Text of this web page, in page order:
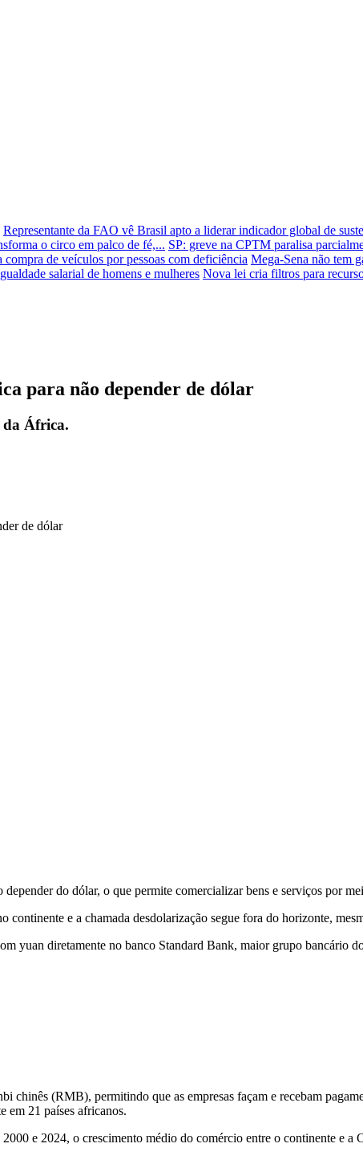
Representante da FAO vê Brasil apto a liderar indicador global de
o circo em palco de fé,... SP: greve na CPTM paralisa
compra de veículos por pessoas com deficiência Mega-Sena não tem
salarial de homens e mulheres Nova lei cria filtros para
para não depender de dólar
da África.
do dólar, o que permite comercializar bens e serviços por
e a chamada desdolarização segue fora do horizonte,
yuan diretamente no banco Standard Bank, maior grupo bancário
chinês (RMB), permitindo que as empresas façam e recebam
em 21 países africanos.
e 2024, o crescimento médio do comércio entre o continente e